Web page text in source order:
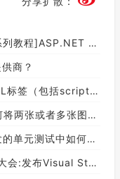
Pages中的PageModel(09)
商？
和style），保留纯本文
图片合并成一张图片？
前程序集所在的目录路径？
以及Xamarin.Forms的最新版本及更新